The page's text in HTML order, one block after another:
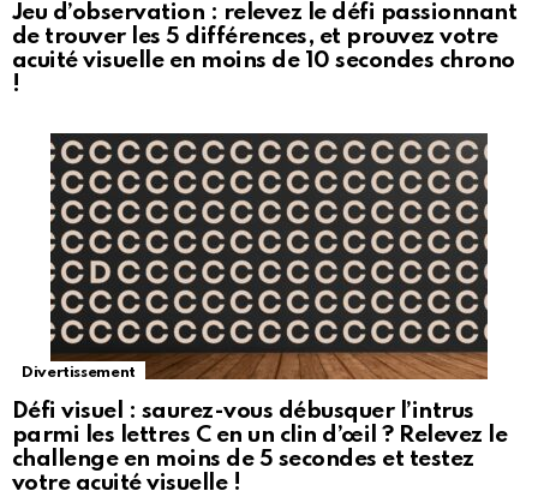
Jeu d’observation : relevez le défi passionnant
de trouver les 5 différences, et prouvez votre
acuité visuelle en moins de 10 secondes chrono
!
Divertissement
Défi visuel : saurez-vous débusquer l’intrus
parmi les lettres C en un clin d’œil ? Relevez le
challenge en moins de 5 secondes et testez
votre acuité visuelle !